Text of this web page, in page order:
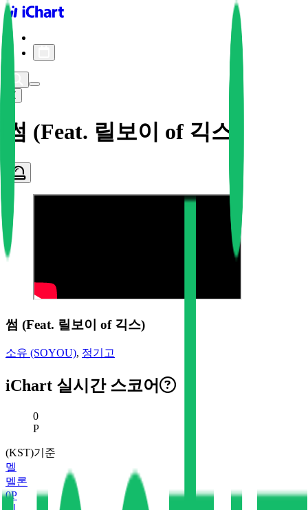
iChart logo
썸 (Feat. 릴보이 of 긱스)
썸 (Feat. 릴보이 of 긱스)
소유 (SOYOU), 정기고
iChart 실시간 스코어
현재 스코어
0
P
(KST)기준
멜
멜론
0P